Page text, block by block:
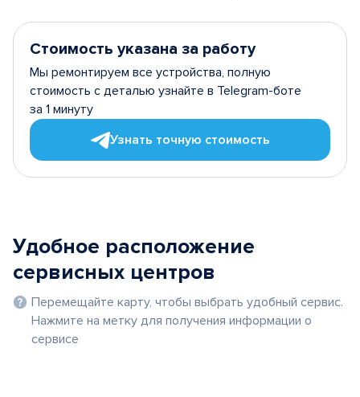
Стоимость указана за работу
Мы ремонтируем все устройства, полную
стоимость с деталью узнайте в Telegram-боте
за 1 минуту
Узнать точную стоимость
Удобное расположение
сервисных центров
Перемещайте карту, чтобы выбрать удобный сервис.
Нажмите на метку для получения информации о
сервисе